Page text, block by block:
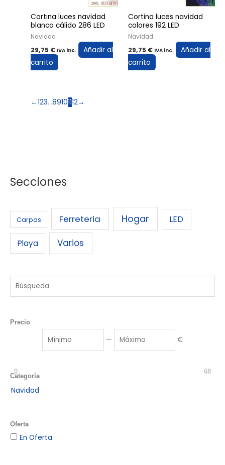
Secciones
Carpas Ferreteria Hogar LED
Playa Varios
Precio
— €
0 68
Categoría
Navidad
Oferta
En Oferta
Cortina luces navidad
blanco cálido 286 LED
Navidad
29,75 € IVA inc.
Añadir al
carrito
Cortina luces navidad
colores 192 LED
Navidad
29,75 € IVA inc.
Añadir al
carrito
←123…89101112→